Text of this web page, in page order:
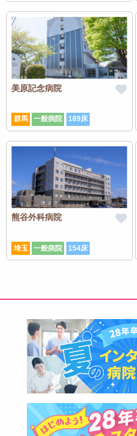
美原記念病院
群馬 一般病院 189床
熊谷外科病院
埼玉 一般病院 154床